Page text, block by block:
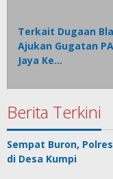
Terkait Dugaan
Ajukan Gugatan
Jaya Ke…
Berita Terkini
Sempat Buron,
di Desa Kumpi